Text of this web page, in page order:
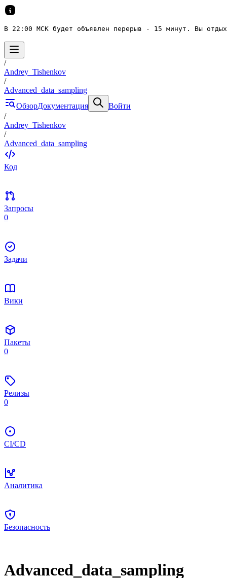
В 22:00 МСК будет объявлен перерыв - 15 минут. Вы
/
Andrey_Tishenkov
/
Advanced_data_sampling
ОбзорДокументация
Войти
/
Andrey_Tishenkov
/
Advanced_data_sampling
Код
Запросы
0
Задачи
Вики
Пакеты
0
Релизы
0
CI/CD
Аналитика
Безопасность
Advanced_data_sampling